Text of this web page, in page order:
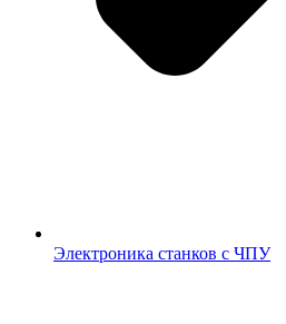
Электроника станков с ЧПУ